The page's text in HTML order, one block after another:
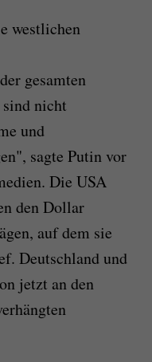
westlichen
gesamten
nicht
und
sagte Putin vor
Die USA
den Dollar
auf dem sie
Deutschland und
jetzt an den